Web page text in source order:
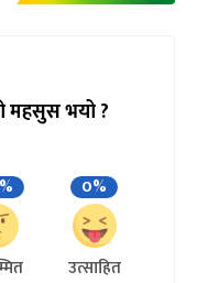
महसुस भयो ?
0%
उत्साहित